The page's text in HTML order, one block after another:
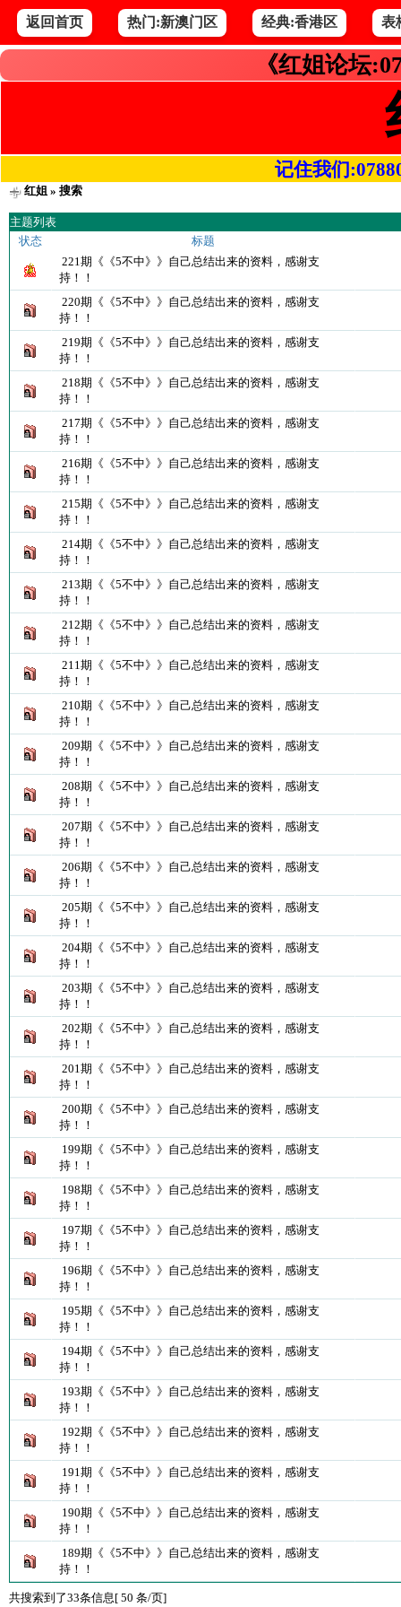
返回首页 热门:新澳门区 经典:香港区 表
《红姐论坛
记住我们
红姐» 搜索
主题列表
状态
标题
221期《《5不中》》自己总结出来的资料，感谢支
持！！
220期《《5不中》》自己总结出来的资料，感谢支
持！！
219期《《5不中》》自己总结出来的资料，感谢支
持！！
218期《《5不中》》自己总结出来的资料，感谢支
持！！
217期《《5不中》》自己总结出来的资料，感谢支
持！！
216期《《5不中》》自己总结出来的资料，感谢支
持！！
215期《《5不中》》自己总结出来的资料，感谢支
持！！
214期《《5不中》》自己总结出来的资料，感谢支
持！！
213期《《5不中》》自己总结出来的资料，感谢支
持！！
212期《《5不中》》自己总结出来的资料，感谢支
持！！
211期《《5不中》》自己总结出来的资料，感谢支
持！！
210期《《5不中》》自己总结出来的资料，感谢支
持！！
209期《《5不中》》自己总结出来的资料，感谢支
持！！
208期《《5不中》》自己总结出来的资料，感谢支
持！！
207期《《5不中》》自己总结出来的资料，感谢支
持！！
206期《《5不中》》自己总结出来的资料，感谢支
持！！
205期《《5不中》》自己总结出来的资料，感谢支
持！！
204期《《5不中》》自己总结出来的资料，感谢支
持！！
203期《《5不中》》自己总结出来的资料，感谢支
持！！
202期《《5不中》》自己总结出来的资料，感谢支
持！！
201期《《5不中》》自己总结出来的资料，感谢支
持！！
200期《《5不中》》自己总结出来的资料，感谢支
持！！
199期《《5不中》》自己总结出来的资料，感谢支
持！！
198期《《5不中》》自己总结出来的资料，感谢支
持！！
197期《《5不中》》自己总结出来的资料，感谢支
持！！
196期《《5不中》》自己总结出来的资料，感谢支
持！！
195期《《5不中》》自己总结出来的资料，感谢支
持！！
194期《《5不中》》自己总结出来的资料，感谢支
持！！
193期《《5不中》》自己总结出来的资料，感谢支
持！！
192期《《5不中》》自己总结出来的资料，感谢支
持！！
191期《《5不中》》自己总结出来的资料，感谢支
持！！
190期《《5不中》》自己总结出来的资料，感谢支
持！！
189期《《5不中》》自己总结出来的资料，感谢支
持！！
共搜索到了33条信息[ 50 条/页]